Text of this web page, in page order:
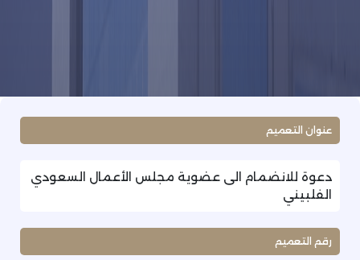
عنوان التعميم
دعوة للانضمام الى عضوية مجلس الأعمال السعودي
الفلبيني
رقم التعميم